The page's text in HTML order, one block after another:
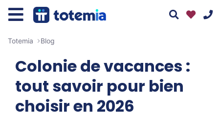
Totemia Blog
Colonie de vacances :
tout savoir pour bien
choisir en 2026